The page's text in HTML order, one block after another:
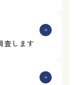
査します